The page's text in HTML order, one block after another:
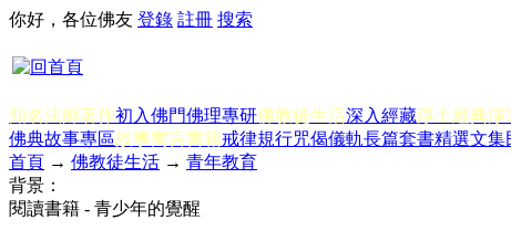
你好，各位佛友 登錄 註冊 搜索
知名法師著作初入佛門佛理專研佛教徒生活深入經藏淨土經典淨
佛典故事專區故事寓言書籍戒律規行咒偈儀軌長篇套書精選文集
首頁 → 佛教徒生活 → 青年教育
背景：
閱讀書籍 - 青少年的覺醒